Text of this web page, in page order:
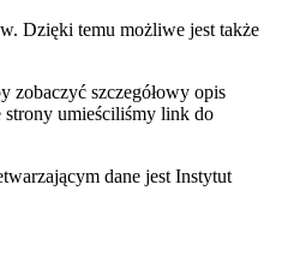
Dzięki temu możliwe jest także
zobaczyć szczegółowy opis
strony umieściliśmy link do
dane jest Instytut